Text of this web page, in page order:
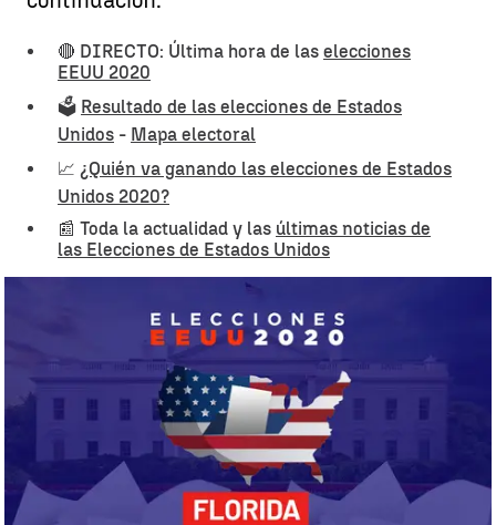
🔴 DIRECTO: Última hora de las elecciones
EEUU 2020
🗳️ Resultado de las elecciones de Estados
Unidos - Mapa electoral
📈 ¿Quién va ganando las elecciones de Estados
Unidos 2020?
📰 Toda la actualidad y las últimas noticias de
las Elecciones de Estados Unidos